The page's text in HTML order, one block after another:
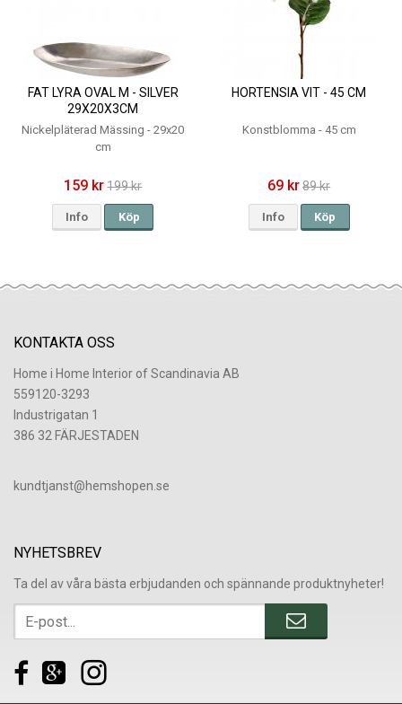
FAT LYRA OVAL M - SILVER
29X20X3CM
Nickelpläterad Mässing - 29x20
cm
159 kr 199 kr
Info Köp
HORTENSIA VIT - 45 CM
Konstblomma - 45 cm
69 kr89 kr
Info Köp
KONTAKTA OSS
Home i Home Interior of Scandinavia AB
559120-3293
Industrigatan 1
386 32 FÄRJESTADEN
​kundtjanst@hemshopen.se
NYHETSBREV
Ta del av våra bästa erbjudanden och spännande produktnyheter!